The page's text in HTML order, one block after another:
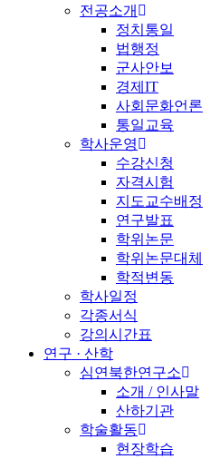
전공소개
정치통일
법행정
군사안보
경제IT
사회문화언론
통일교육
학사운영
수강신청
자격시험
지도교수배정
연구발표
학위논문
학위논문대체
학적변동
학사일정
각종서식
강의시간표
연구 · 산학
심연북한연구소
소개 / 인사말
산하기관
학술활동
현장학습